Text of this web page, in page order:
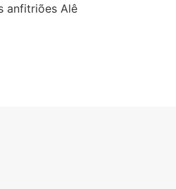
anfitriões Alê